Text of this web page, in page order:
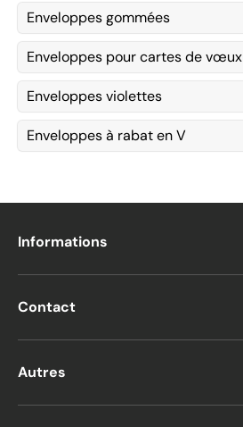
Enveloppes gommées
Enveloppes pour cartes de vœux
Enveloppes violettes
Enveloppes à rabat en V
Informations
Contact
Autres